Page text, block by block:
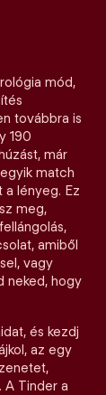
mód,
továbbra is
190
már
match
lényeg. Ez
meg,
amiből
vagy
neked, hogy
és kezdj
az egy
A Tinder a